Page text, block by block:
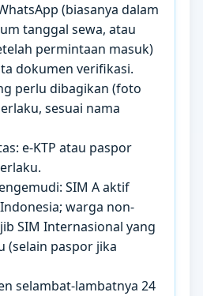
(biasanya dalam
tanggal sewa, atau
permintaan masuk)
dokumen verifikasi.
perlu dibagikan (foto
sesuai nama
e-KTP atau paspor
SIM A aktif
warga non-
SIM Internasional yang
(selain paspor jika
selambat-lambatnya 24